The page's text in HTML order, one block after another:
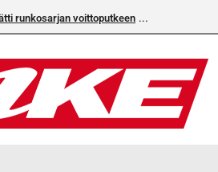
runkosarjan voittoputkeen